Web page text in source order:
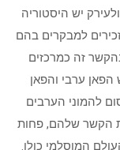
יש היסטוריה
למבקרים בהם
זה כמרכזים
הפאן ערבי והפאן
להמוני הערבים
הקשר שלהם, פחות
המוסלמי כולו.